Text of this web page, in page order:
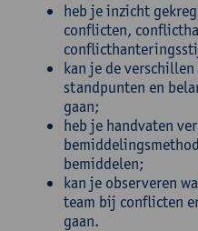
heb je inzicht
conflicten,
kan je de
standpunten en
gaan;
heb je handvaten
bemiddelen;
kan je observeren
team bij conflicten
gaan.